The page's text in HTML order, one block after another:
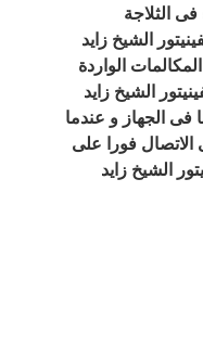
فى الثلاجة
الشيخ زايد
الواردة
الشيخ زايد
فى الجهاز و عندما
فورا على
الشيخ زايد